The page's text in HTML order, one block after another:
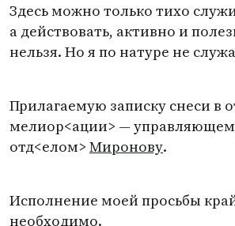
Здесь можно только тихо
а действовать, активно и
нельзя. Но я по натуре не
Прилагаемую записку снеси в
мелиор<ации> —
отд<елом> Миронову.
Исполнение моей просьбы
необходимо.